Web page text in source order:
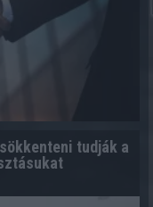
tudják a